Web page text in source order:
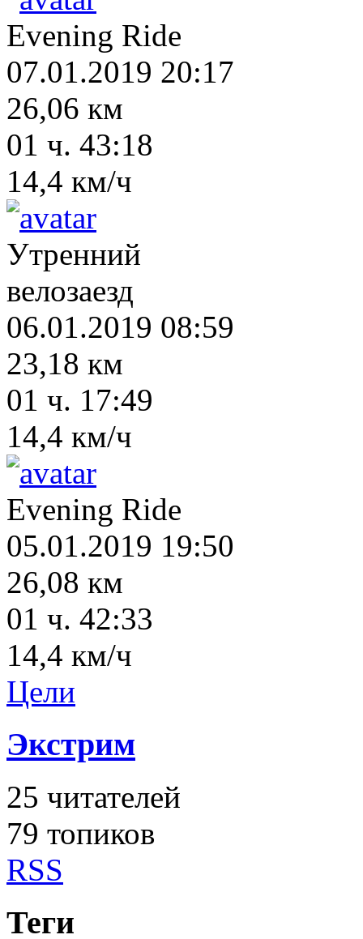
Evening Ride
07.01.2019 20:17
26,06 км
01 ч. 43:18
14,4 км/ч
Утренний
велозаезд
06.01.2019 08:59
23,18 км
01 ч. 17:49
14,4 км/ч
Evening Ride
05.01.2019 19:50
26,08 км
01 ч. 42:33
14,4 км/ч
Цели
Экстрим
25 читателей
79 топиков
RSS
Теги